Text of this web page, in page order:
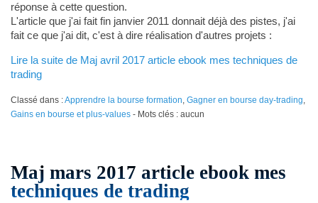
réponse à cette question.
L'article que j'ai fait fin janvier 2011 donnait déjà des pistes, j'ai
fait ce que j'ai dit, c'est à dire réalisation d'autres projets :
Lire la suite de Maj avril 2017 article ebook mes techniques de
trading
Classé dans :Apprendre la bourse formation, Gagner en bourse day-trading,
Gains en bourse et plus-values- Mots clés : aucun
Maj mars 2017 article ebook mes
techniques de trading